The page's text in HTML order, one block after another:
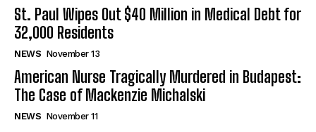
St. Paul Wipes Out $40 Million in Medical Debt for
32,000 Residents
NEWS November 13
American Nurse Tragically Murdered in Budapest:
The Case of Mackenzie Michalski
NEWS November 11